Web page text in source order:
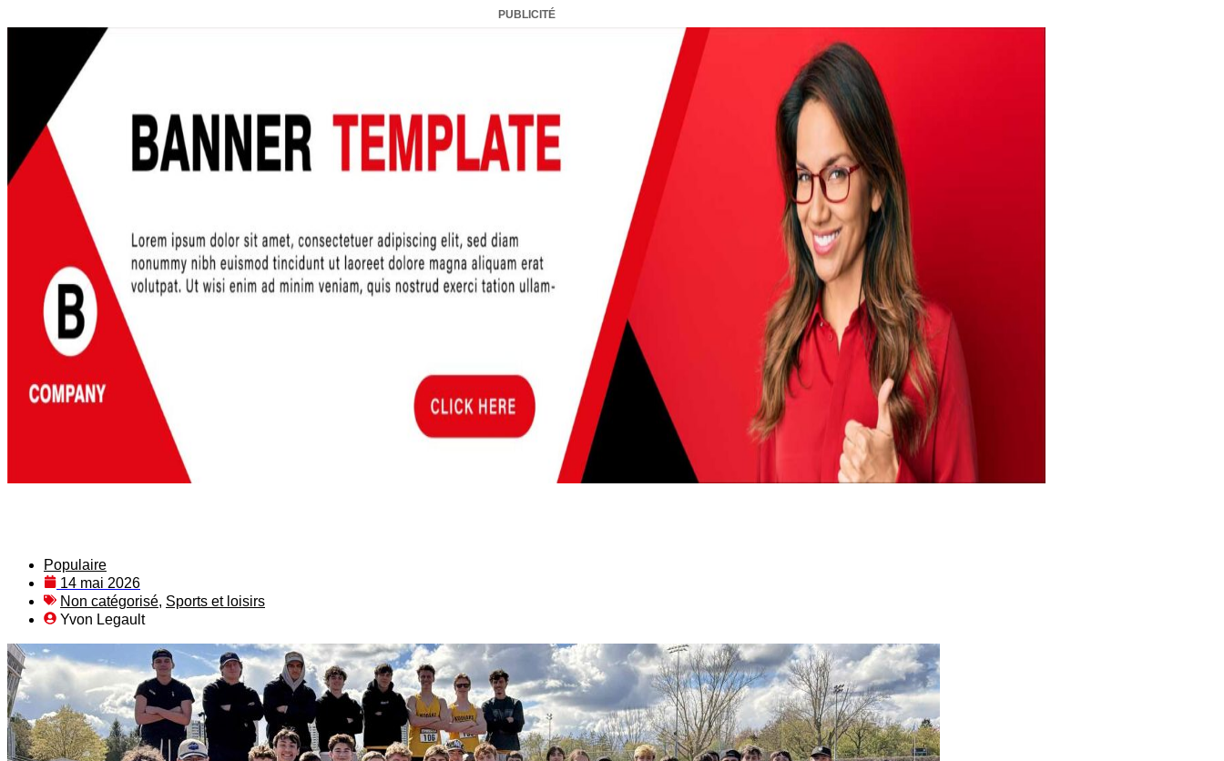
PUBLICITÉ
Populaire
14 mai 2026
Non catégorisé, Sports et loisirs
Yvon Legault